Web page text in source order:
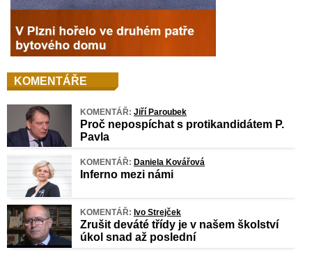
KOMENTÁŘE
KOMENTÁŘ: Jiří Paroubek
Proč nepospíchat s protikandidátem P.
Pavla
KOMENTÁŘ: Daniela Kovářová
Inferno mezi námi
KOMENTÁŘ: Ivo Strejček
Zrušit deváté třídy je v našem školství
úkol snad až poslední